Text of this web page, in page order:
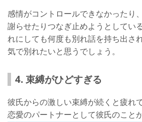
感情がコントロールできなかったり
謝らせたりつなぎ止めようとしてい
れにしても何度も別れ話を持ち出さ
気で別れたいと思うでしょう。
4. 束縛がひどすぎる
彼氏からの激しい束縛が続くと疲れ
恋愛のパートナーとして彼氏のこと